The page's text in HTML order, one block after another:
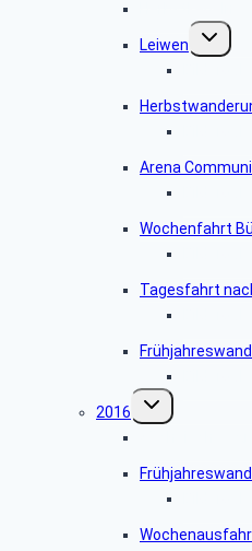
Leiwen
Arena
Wochenfahrt
Tagesfahrt
2016
Untermenü
umschalten